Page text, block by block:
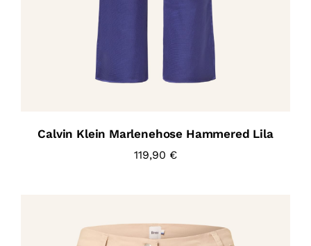
Calvin Klein Marlenehose Hammered Lila
119,90 €